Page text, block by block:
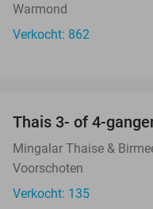
Warmond
Verkocht: 862
Thais 3- of 4-
Mingalar Thaise &
Voorschoten
Verkocht: 135